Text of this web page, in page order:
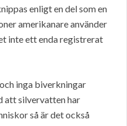
enligt en del som en
amerikanare använder
inte ett enda registrerat
inga biverkningar
att silvervatten har
så är det också